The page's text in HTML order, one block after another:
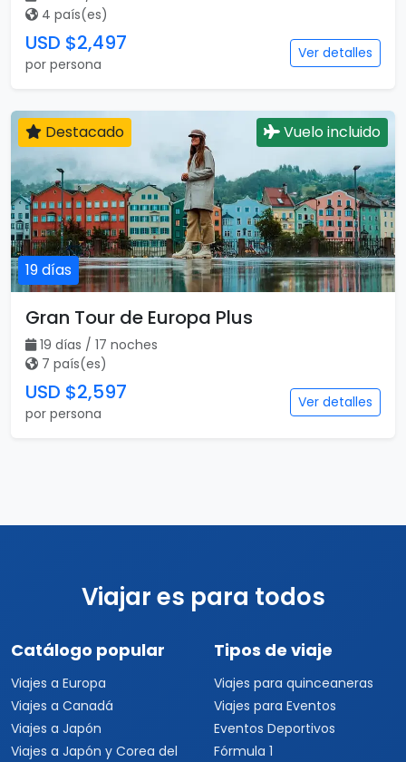
17 días
Mega Europa Iniciando en Barcelona
17 días / 15 noches
4 país(es)
USD $2,497
por persona
Ver detalles
19 días
Destacado Vuelo incluido
USD $2,597
Viajar es para todos